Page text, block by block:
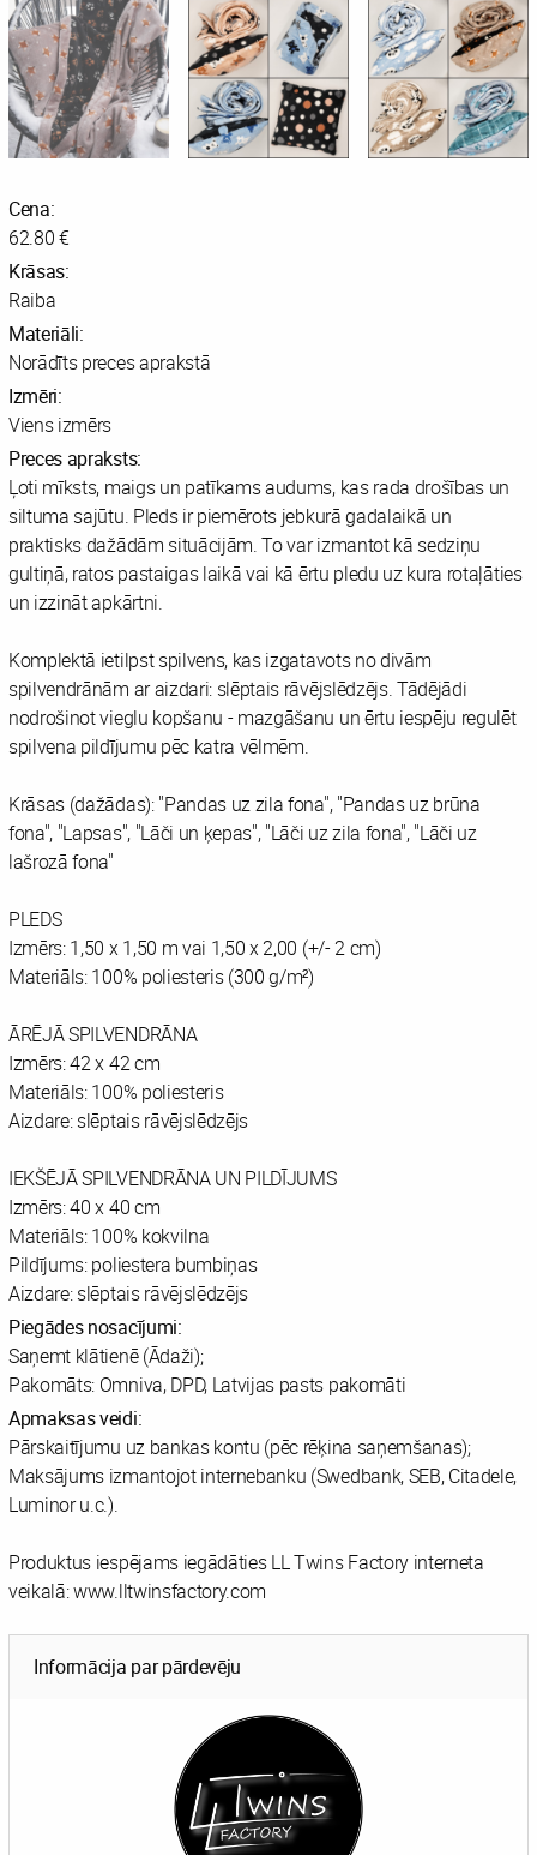
Cena:
62.80 €
Krāsas:
Raiba
Materiāli:
Norādīts preces aprakstā
Izmēri:
Viens izmērs
Preces apraksts:
Ļoti mīksts, maigs un patīkams audums, kas rada drošības un
siltuma sajūtu. Pleds ir piemērots jebkurā gadalaikā un
praktisks dažādām situācijām. To var izmantot kā sedziņu
gultiņā, ratos pastaigas laikā vai kā ērtu pledu uz kura rotaļāties
un izzināt apkārtni.
Komplektā ietilpst spilvens, kas izgatavots no divām
spilvendrānām ar aizdari: slēptais rāvējslēdzējs. Tādējādi
nodrošinot vieglu kopšanu - mazgāšanu un ērtu iespēju regulēt
spilvena pildījumu pēc katra vēlmēm.
Krāsas (dažādas): "Pandas uz zila fona", "Pandas uz brūna
fona", "Lapsas", "Lāči un ķepas", "Lāči uz zila fona", "Lāči uz
lašrozā fona"
PLEDS
Izmērs: 1,50 x 1,50 m vai 1,50 x 2,00 (+/- 2 cm)
Materiāls: 100% poliesteris (300 g/m²)
ĀRĒJĀ SPILVENDRĀNA
Izmērs: 42 x 42 cm
Materiāls: 100% poliesteris
Aizdare: slēptais rāvējslēdzējs
IEKŠĒJĀ SPILVENDRĀNA UN PILDĪJUMS
Izmērs: 40 x 40 cm
Materiāls: 100% kokvilna
Pildījums: poliestera bumbiņas
Aizdare: slēptais rāvējslēdzējs
Piegādes nosacījumi:
Saņemt klātienē (Ādaži);
Pakomāts: Omniva, DPD, Latvijas pasts pakomāti
Apmaksas veidi:
Pārskaitījumu uz bankas kontu (pēc rēķina saņemšanas);
Maksājums izmantojot internebanku (Swedbank, SEB, Citadele,
Luminor u.c.).
Produktus iespējams iegādāties LL Twins Factory interneta
veikalā: www.lltwinsfactory.com
Informācija par pārdevēju